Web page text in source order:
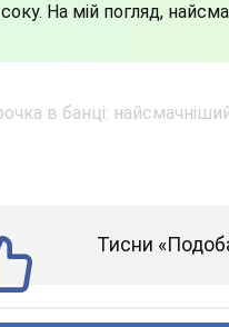
соку. На мій погляд,
Тисни